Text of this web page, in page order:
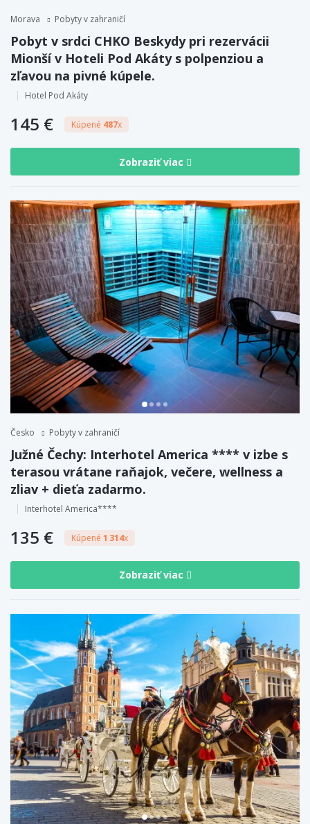
Morava Pobyty v zahraničí
Pobyt v srdci CHKO Beskydy pri rezervácii
Mionší v Hoteli Pod Akáty s polpenziou a
zľavou na pivné kúpele.
Hotel Pod Akáty
145 € Kúpené 487x
Zobraziť viac
Česko Pobyty v zahraničí
Južné Čechy: Interhotel America **** v izbe s
terasou vrátane raňajok, večere, wellness a
zliav + dieťa zadarmo.
Interhotel America****
135 € Kúpené 1 314x
Zobraziť viac